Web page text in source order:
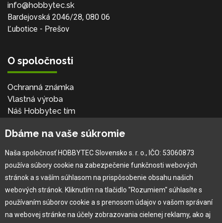
info@hobbytec.sk
Bardejovská 2046/28, 080 06
Ľubotice - Prešov
O spoločnosti
Ochranná známka
Vlastná výroba
Náš Hobbytec tím
Naša história
Pre zákazníka
Garancia najlepšej ceny
Užívateľský manuál
Dbáme na vaše súkromie
Naša spoločnosť HOBBYTEC Slovensko s. r. o., IČO: 53060873
používa súbory cookie na zabezpečenie funkčnosti webových
stránok a s vaším súhlasom na prispôsobenie obsahu našich
webových stránok. Kliknutím na tlačidlo "Rozumiem" súhlasíte s
používaním súborov cookie a s prenosom údajov o vašom správaní
na webovej stránke na účely zobrazovania cielenej reklamy, ako aj